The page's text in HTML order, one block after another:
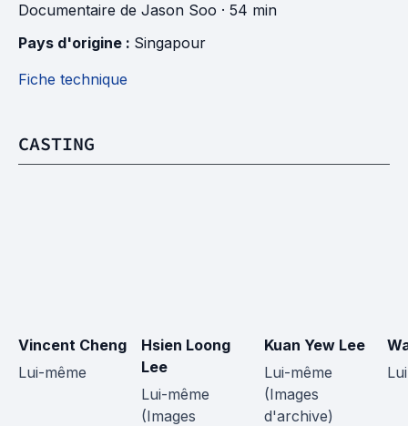
Documentaire de Jason Soo · 54 min
Pays d'origine : Singapour
Fiche technique
CASTING
Vincent Cheng
Lui-même
Hsien Loong
Lee
Lui-même
(Images
Kuan Yew Lee
Lui-même
(Images
d'archive)